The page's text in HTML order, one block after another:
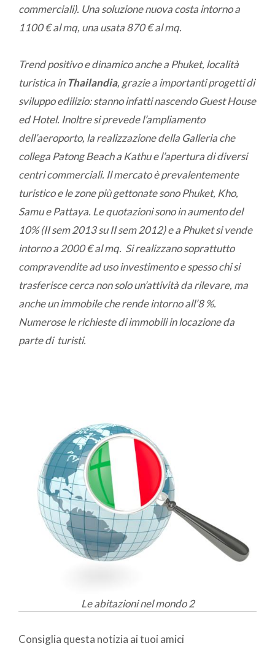
commerciali). Una soluzione nuova costa intorno a
1100 € al mq, una usata 870 € al mq.
Trend positivo e dinamico anche a Phuket, località
turistica in Thailandia, grazie a importanti progetti di
sviluppo edilizio: stanno infatti nascendo Guest House
ed Hotel. Inoltre si prevede l’ampliamento
dell’aeroporto, la realizzazione della Galleria che
collega Patong Beach a Kathu e l’apertura di diversi
centri commerciali. Il mercato è prevalentemente
turistico e le zone più gettonate sono Phuket, Kho,
Samu e Pattaya. Le quotazioni sono in aumento del
10% (II sem 2013 su II sem 2012) e a Phuket si vende
intorno a 2000 € al mq. Si realizzano soprattutto
compravendite ad uso investimento e spesso chi si
trasferisce cerca non solo un’attività da rilevare, ma
anche un immobile che rende intorno all’8 %.
Numerose le richieste di immobili in locazione da
parte di turisti.
Le abitazioni nel mondo 2
Consiglia questa notizia ai tuoi amici